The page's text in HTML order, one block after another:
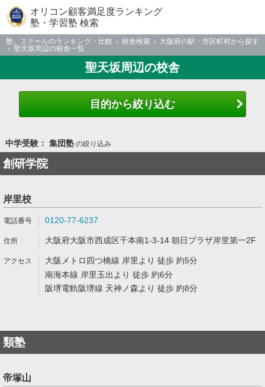
オリコン顧客満足度ランキング
塾・学習塾 検索
塾、スクールのランキング・比較 校舎検索
大阪府の駅・市区町村から探す
聖天坂周辺の校舎一覧
聖天坂周辺の校舎
目的から絞り込む
中学受験： 集団塾の絞り込み
創研学院
岸里校
0120-77-6237
大阪府大阪市西成区千本南1-3-14 朝日プラザ岸里第一2F
大阪メトロ四つ橋線 岸里より 徒歩 約5分
南海本線 岸里玉出より 徒歩 約6分
阪堺電軌阪堺線 天神ノ森より 徒歩 約8分
類塾
帝塚山